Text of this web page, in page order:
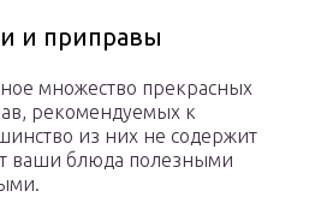
и приправы
множество прекрасных
рекомендуемых к
из них не содержит
ваши блюда полезными